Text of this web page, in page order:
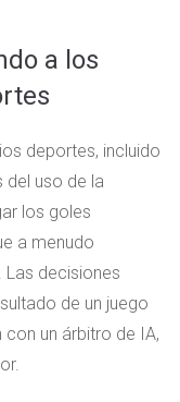
a los
deportes, incluido
del uso de la
los goles
a menudo
Las decisiones
de un juego
un árbitro de IA,